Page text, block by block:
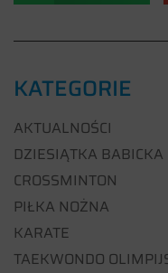
KATEGORIE
AKTUALNOŚCI
DZIESIĄTKA BABICKA
CROSSMINTON
PIŁKA NOŻNA
KARATE
TAEKWONDO